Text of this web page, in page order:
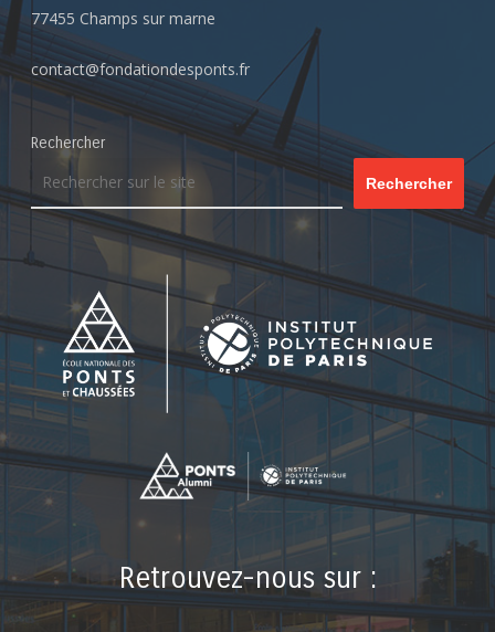
77455 Champs sur marne
contact@fondationdesponts.fr
Rechercher
Rechercher
Retrouvez-nous sur :